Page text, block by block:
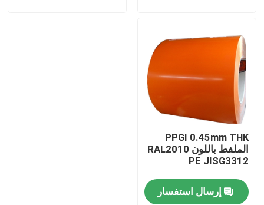
مراقبة الجودة
اتصل بنا
أخبار
لوحة ورقة الفولاذ المقاوم للصدأ
304 ورقة الفولاذ المقاوم للصدأ
PPGI 0.45mm THK
الملفط باللون RAL2010
PE JISG3312
إرسال استفسار